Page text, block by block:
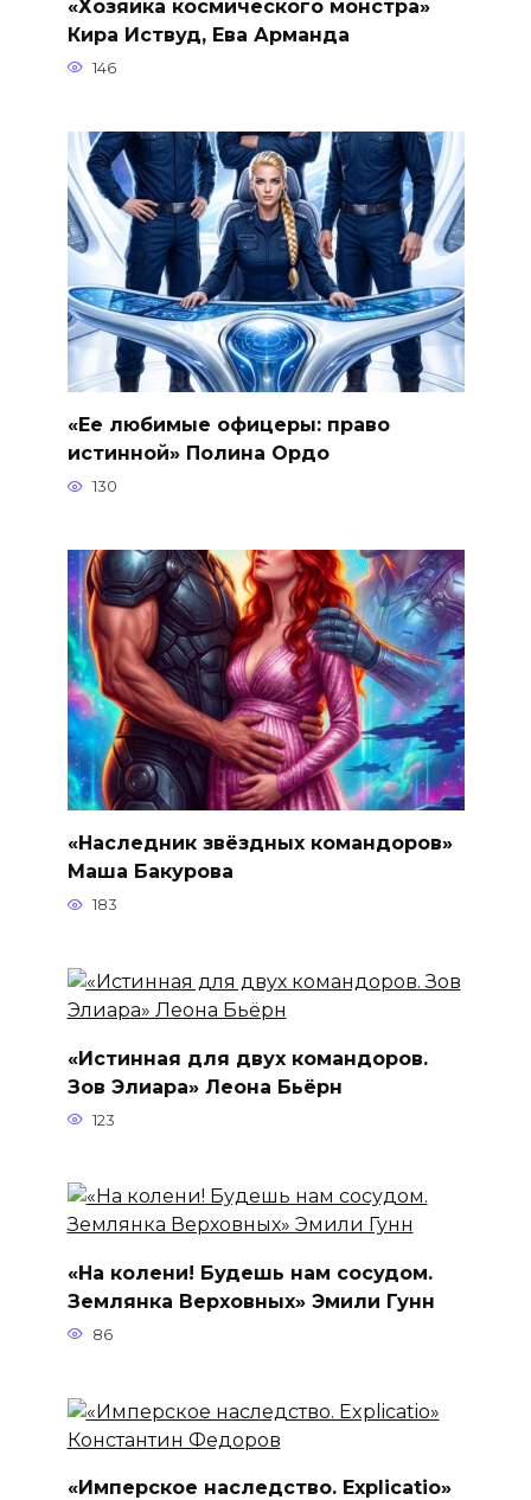
«Хозяйка космического монстра»
Кира Иствуд, Ева Арманда
146
«Ее любимые офицеры: право
истинной» Полина Ордо
130
«Наследник звёздных командоров»
Маша Бакурова
183
«Истинная для двух командоров.
Зов Элиара» Леона Бьёрн
123
«На колени! Будешь нам сосудом.
Землянка Верховных» Эмили Гунн
86
«Имперское наследство. Explicatio»